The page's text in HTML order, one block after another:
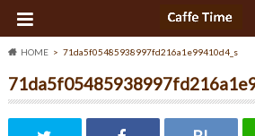
HOME 71da5f05485938997fd216a1e99410d4_s